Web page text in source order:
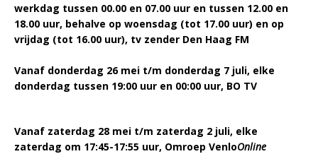
werkdag tussen 00.00 en 07.00 uur en tussen 12.00 en
18.00 uur, behalve op woensdag (tot 17.00 uur) en op
vrijdag (tot 16.00 uur), tv zender Den Haag FM
Vanaf donderdag 26 mei t/m donderdag 7 juli, elke
donderdag tussen 19:00 uur en 00:00 uur, BO TV
Vanaf zaterdag 28 mei t/m zaterdag 2 juli, elke
zaterdag om 17:45-17:55 uur, Omroep VenloOnline